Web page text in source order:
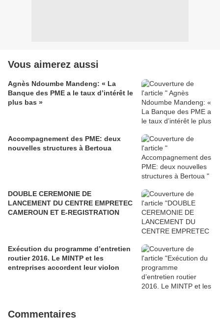
Vous aimerez aussi
Agnès Ndoumbe Mandeng: « La
Banque des PME a le taux d’intérêt le
plus bas »
Accompagnement des PME: deux
nouvelles structures à Bertoua
DOUBLE CEREMONIE DE
LANCEMENT DU CENTRE EMPRETEC
CAMEROUN ET E-REGISTRATION
Exécution du programme d’entretien
routier 2016. Le MINTP et les
entreprises accordent leur violon
Commentaires